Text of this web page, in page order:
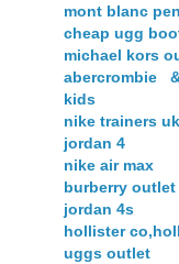
mont blanc
cheap ugg
michael kors
abercrombie
kids
nike trainers uk
jordan 4
nike air max
burberry outlet
jordan 4s
hollister
uggs outlet